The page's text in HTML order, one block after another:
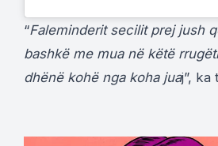
“Faleminderit secilit prej jush
bashkë me mua në këtë
dhënë kohë nga koha juaj”, ka